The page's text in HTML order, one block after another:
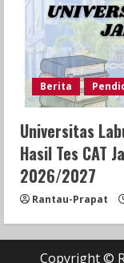
Berita
Universitas
Hasil Tes CAT
2026/2027
Rantau-Prapat
Copyright ©